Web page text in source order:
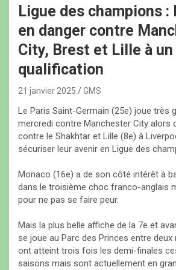
Ligue des champions :
en danger contre
City, Brest et Lille à un
qualification
21 janvier 2025 GMS
Le Paris Saint-Germain (25e) joue très
mercredi contre Manchester City alors
contre le Shakhtar et Lille (8e) à
sécuriser leur avenir en Ligue des
Monaco (16e) a de son côté intérêt à
dans le troisième choc franco-anglais
pour ne pas se faire peur.
Mais la plus belle affiche de la 7e et
se joue au Parc des Princes entre
ont atteint trois fois les demi-finales
saisons mais sont actuellement en